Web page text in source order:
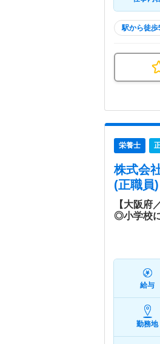
駅から徒
栄養士
株式会
(正職員)
【大阪
◎小学校
給与
勤務地